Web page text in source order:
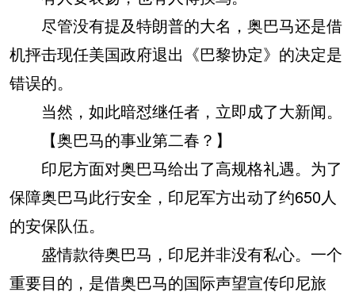
尽管没有提及特朗普的大名，奥巴马还是借
机抨击现任美国政府退出《巴黎协定》的决定是
错误的。
当然，如此暗怼继任者，立即成了大新闻。
【奥巴马的事业第二春？】
印尼方面对奥巴马给出了高规格礼遇。为了
保障奥巴马此行安全，印尼军方出动了约650人
的安保队伍。
盛情款待奥巴马，印尼并非没有私心。一个
重要目的，是借奥巴马的国际声望宣传印尼旅